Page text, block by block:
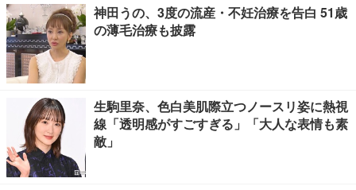
神田うの、3度の流産・不妊治療を告白 51歳
の薄毛治療も披露
生駒里奈、色白美肌際立つノースリ姿に熱視
線「透明感がすごすぎる」「大人な表情も素
敵」